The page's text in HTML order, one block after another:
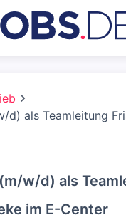
d) als Teamleitung
w/d) als
im E-Center